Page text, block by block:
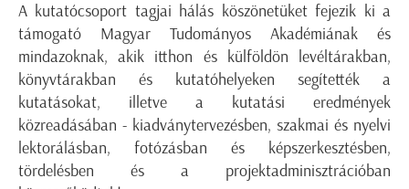
A kutatócsoport tagjai hálás köszönetüket fejezik ki a
támogató Magyar Tudományos Akadémiának és
mindazoknak, akik itthon és külföldön levéltárakban,
könyvtárakban és kutatóhelyeken segítették a
kutatásokat, illetve a kutatási eredmények
közreadásában - kiadványtervezésben, szakmai és nyelvi
lektorálásban, fotózásban és képszerkesztésben,
tördelésben és a projektadminisztrációban